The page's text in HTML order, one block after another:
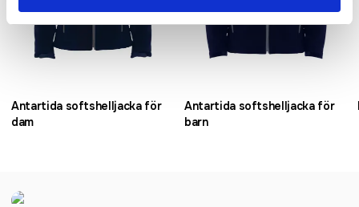
Antartida softshelljacka för
dam
Antartida softshelljacka för
barn